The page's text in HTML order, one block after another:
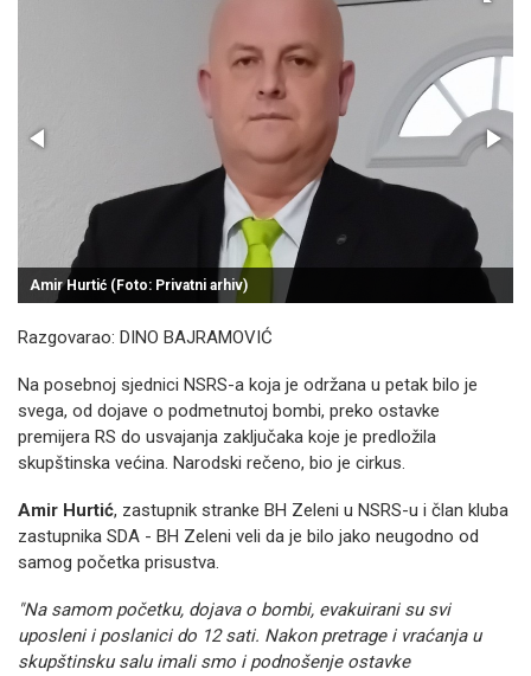
Amir Hurtić (Foto: Privatni arhiv)
Razgovarao: DINO BAJRAMOVIĆ
Na posebnoj sjednici NSRS-a koja je održana u petak bilo je
svega, od dojave o podmetnutoj bombi, preko ostavke
premijera RS do usvajanja zaključaka koje je predložila
skupštinska većina. Narodski rečeno, bio je cirkus.
Amir Hurtić, zastupnik stranke BH Zeleni u NSRS-u i član kluba
zastupnika SDA - BH Zeleni veli da je bilo jako neugodno od
samog početka prisustva.
"Na samom početku, dojava o bombi, evakuirani su svi
uposleni i poslanici do 12 sati. Nakon pretrage i vraćanja u
skupštinsku salu imali smo i podnošenje ostavke